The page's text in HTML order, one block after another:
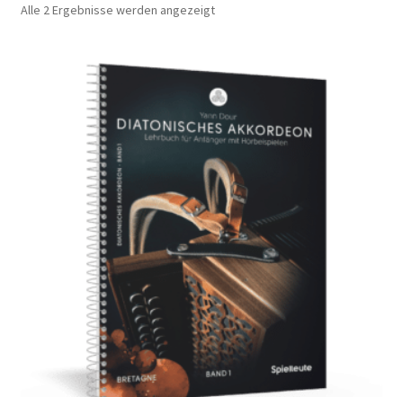
Alle 2 Ergebnisse werden angezeigtNach